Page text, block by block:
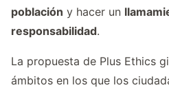
población y hacer un
responsabilidad.
La propuesta de Plus Ethics
ámbitos en los que los